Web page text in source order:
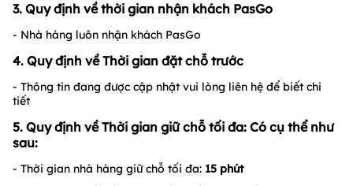
3. Quy định về thời gian nhận khách PasGo
- Nhà hàng luôn nhận khách PasGo
4. Quy định về Thời gian đặt chỗ trước
- Thông tin đang được cập nhật vui lòng liên hệ để biết chi
tiết
5. Quy định về Thời gian giữ chỗ tối đa: Có cụ thể như
sau:
- Thời gian nhà hàng giữ chỗ tối đa: 15 phút